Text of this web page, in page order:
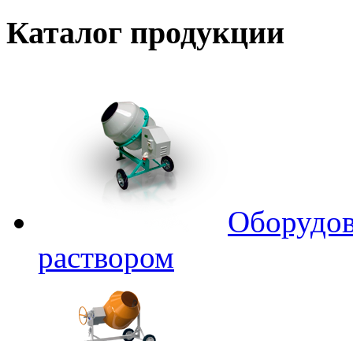
Каталог продукции
раствором